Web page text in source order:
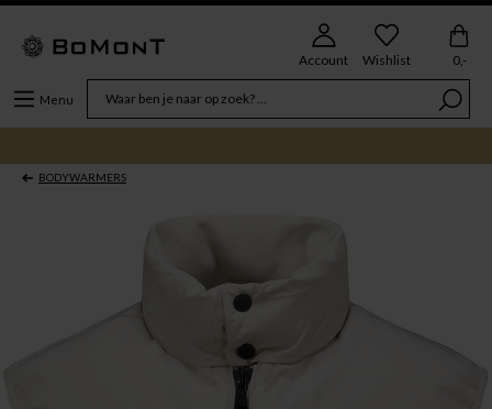
Menu
Account Wishlist 0,-
BODYWARMERS